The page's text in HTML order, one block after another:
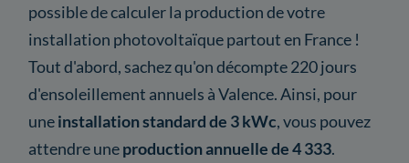
possible de calculer la production de votre
installation photovoltaïque partout en France !
Tout d'abord, sachez qu'on décompte 220 jours
d'ensoleillement annuels à Valence. Ainsi, pour
uneinstallation standard de 3 kWc, vous pouvez
attendre uneproduction annuelle de 4 333.